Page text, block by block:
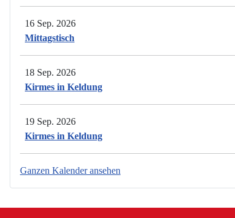
16 Sep. 2026
Mittagstisch
18 Sep. 2026
Kirmes in Keldung
19 Sep. 2026
Kirmes in Keldung
Ganzen Kalender ansehen